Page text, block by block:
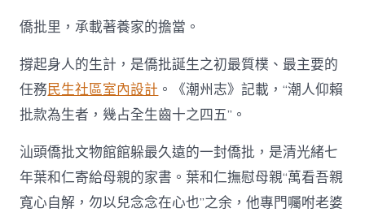
僑批里，承載著養家的擔當。
撐起身人的生計，是僑批誕生之初最質樸、最主要的
任務民生社區室內設計 。《潮州志》記載，“潮人仰賴
批款為生者，幾占全生齒十之四五”。
汕頭僑批文物館館躲最久遠的一封僑批，是清光緒七
年葉和仁寄給母親的家書。葉和仁撫慰母親“萬看吾親
寬心自解，勿以兒念念在心也”之余，他專門囑咐老婆